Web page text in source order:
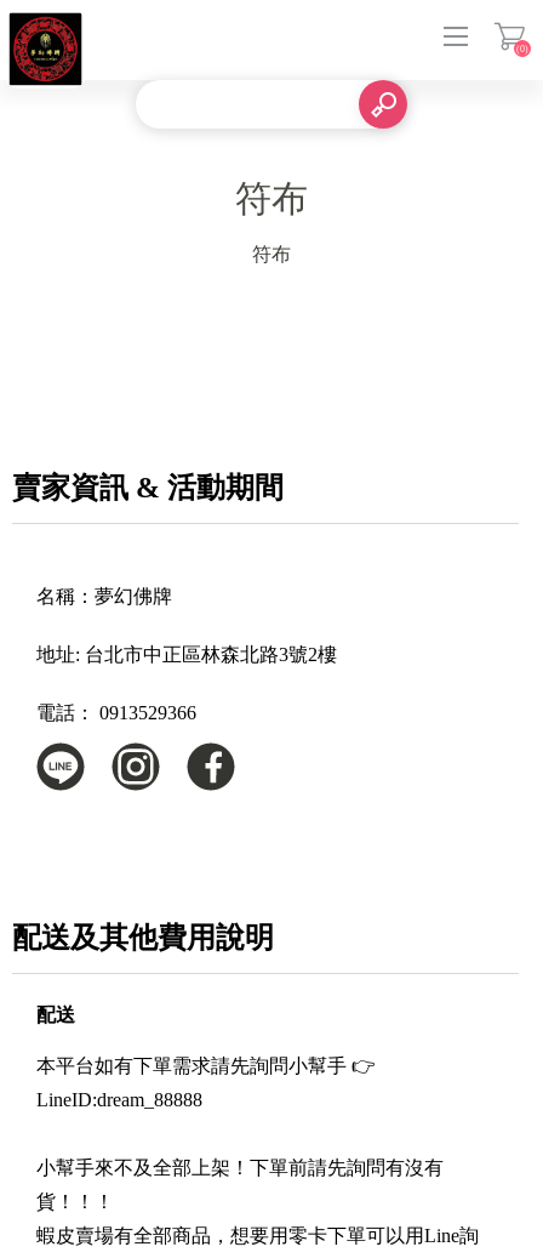
(0)
符布
符布
賣家資訊 & 活動期間
名稱： 夢幻佛牌
地址: 台北市中正區林森北路3號2樓
電話： 0913529366
配送及其他費用說明
配送
本平台如有下單需求請先詢問小幫手 👉
LineID:dream_88888
小幫手來不及全部上架！下單前請先詢問有沒有
貨！！！
蝦皮賣場有全部商品，想要用零卡下單可以用Line詢